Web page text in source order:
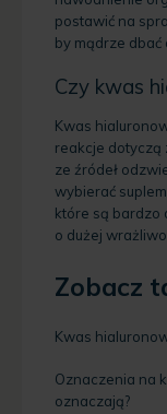
postawić na
by mądrze dbać
Czy kwas
Kwas
reakcje
ze źródeł
wybierać
które są bardzo
o dużej
Zobacz
Kwas
Oznaczenia na
oznaczają?